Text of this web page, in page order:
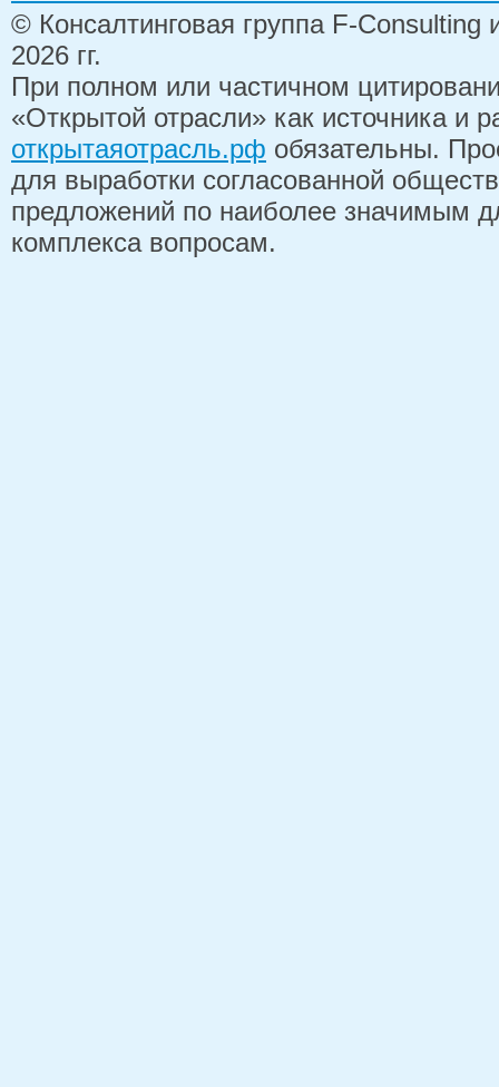
© Консалтинговая группа F-
2026 гг.
При полном или частичном
«Открытой отрасли» как источника и
открытаяотрасль.рф обязательны.
для выработки согласованной
предложений по наиболее значимым
комплекса вопросам.